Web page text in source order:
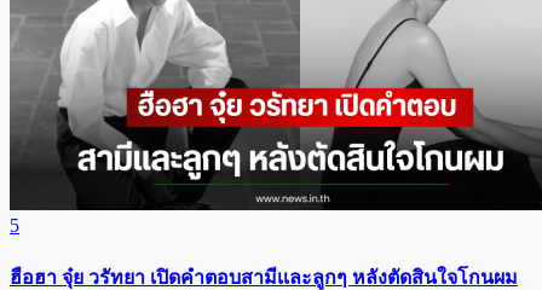
5
ฮือฮา จุ๋ย วรัทยา เปิดคำตอบสามีเเละลูกๆ หลังตัดสินใจโกนผม